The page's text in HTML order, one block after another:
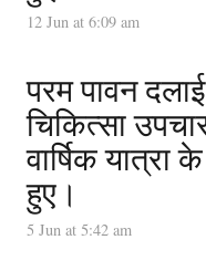
12 Jun at 6:09 am
परम पावन
चिकित्सा
वार्षिक यात्रा
हुए।
5 Jun at 5:42 am